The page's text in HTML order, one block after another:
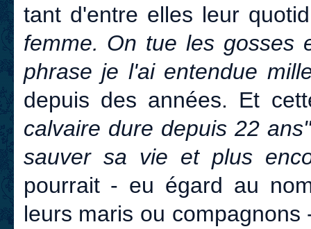
tant d'entre elles leur
femme. On tue les gosses
phrase je l'ai entendue
depuis des années. Et
calvaire dure depuis 22 ans"
sauver sa vie et plus
pourrait - eu égard au
leurs maris ou